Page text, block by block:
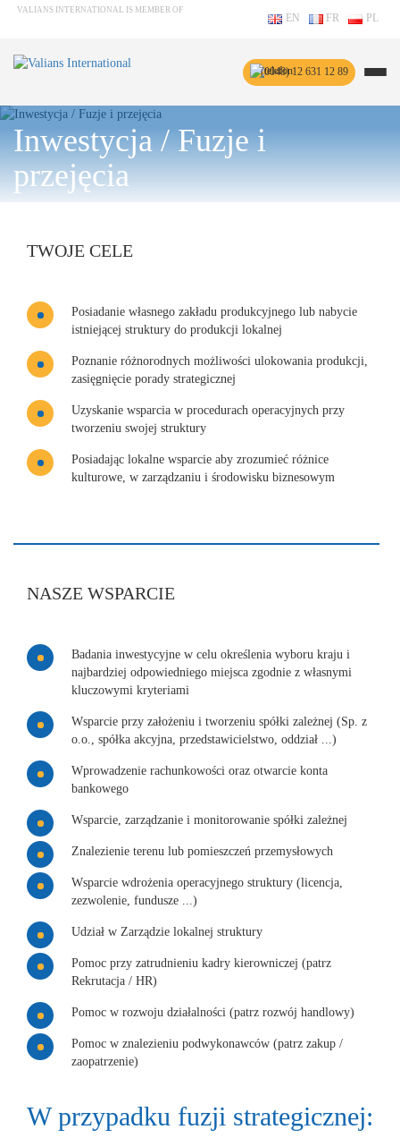
VALIANS INTERNATIONAL IS MEMBER OF
EN FR PL
(0048) 12 631 12 89
Inwestycja / Fuzje i
przejęcia
TWOJE CELE
Posiadanie własnego zakładu produkcyjnego lub nabycie
istniejącej struktury do produkcji lokalnej
Poznanie różnorodnych możliwości ulokowania produkcji,
zasięgnięcie porady strategicznej
Uzyskanie wsparcia w procedurach operacyjnych przy
tworzeniu swojej struktury
Posiadając lokalne wsparcie aby zrozumieć różnice
kulturowe, w zarządzaniu i środowisku biznesowym
NASZE WSPARCIE
Badania inwestycyjne w celu określenia wyboru kraju i
najbardziej odpowiedniego miejsca zgodnie z własnymi
kluczowymi kryteriami
Wsparcie przy założeniu i tworzeniu spółki zależnej (Sp. z
o.o., spółka akcyjna, przedstawicielstwo, oddział ...)
Wprowadzenie rachunkowości oraz otwarcie konta
bankowego
Wsparcie, zarządzanie i monitorowanie spółki zależnej
Znalezienie terenu lub pomieszczeń przemysłowych
Wsparcie wdrożenia operacyjnego struktury (licencja,
zezwolenie, fundusze ...)
Udział w Zarządzie lokalnej struktury
Pomoc przy zatrudnieniu kadry kierowniczej (patrz
Rekrutacja / HR)
Pomoc w rozwoju działalności (patrz rozwój handlowy)
Pomoc w znalezieniu podwykonawców (patrz zakup /
zaopatrzenie)
W przypadku fuzji strategicznej: